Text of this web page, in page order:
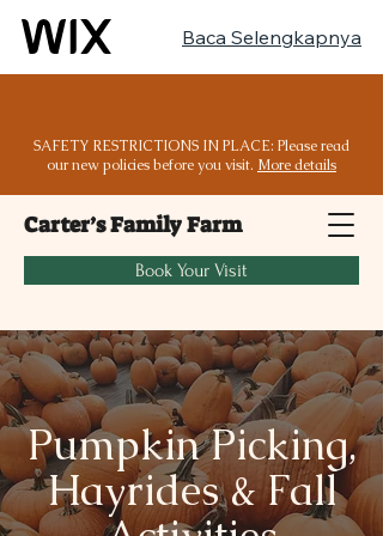
Baca Selengkapnya